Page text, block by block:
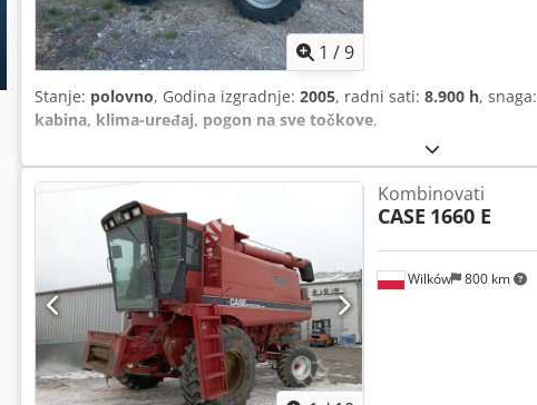
1 /9
Stanje: polovno, Godina izgradnje: 2005, radni sati: 8.900 h, snaga:
kabina, klima-uređaj, pogon na sve točkove,
Wilków 800 km
Kombinovati
CASE 1660 E